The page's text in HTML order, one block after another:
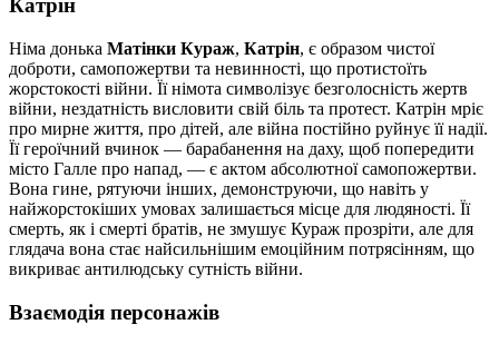
Катрін
Німа донька Матінки Кураж, Катрін, є образом чистої
доброти, самопожертви та невинності, що протистоїть
жорстокості війни. Її німота символізує безголосність жертв
війни, нездатність висловити свій біль та протест. Катрін мріє
про мирне життя, про дітей, але війна постійно руйнує її надії.
Її героїчний вчинок — барабанення на даху, щоб попередити
місто Галле про напад, — є актом абсолютної самопожертви.
Вона гине, рятуючи інших, демонструючи, що навіть у
найжорстокіших умовах залишається місце для людяності. Її
смерть, як і смерті братів, не змушує Кураж прозріти, але для
глядача вона стає найсильнішим емоційним потрясінням, що
викриває антилюдську сутність війни.
Взаємодія персонажів